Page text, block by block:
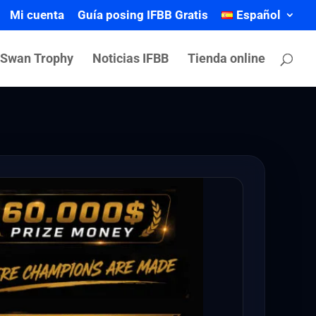
Mi cuenta Guía posing IFBB Gratis Español
Trophy Noticias IFBB Tienda online